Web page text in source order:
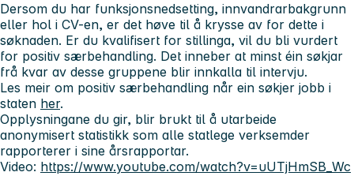
Dersom du har funksjonsnedsetting, innvandrarbakgrunn
eller hol i CV-en, er det høve til å krysse av for dette i
søknaden. Er du kvalifisert for stillinga, vil du bli vurdert
for positiv særbehandling. Det inneber at minst éin søkjar
frå kvar av desse gruppene blir innkalla til intervju.
Les meir om positiv særbehandling når ein søkjer jobb i
staten her.
Opplysningane du gir, blir brukt til å utarbeide
anonymisert statistikk som alle statlege verksemder
rapporterer i sine årsrapportar.
Video: https://www.youtube.com/watch?v=uUTjHmSB_Wc